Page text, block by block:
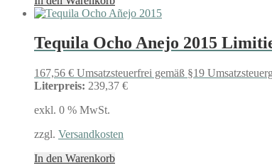
Tequila Ocho Anejo 2015
167,56 € Umsatzsteuerfrei gemäß §19
Literpreis: 239,37 €
exkl. 0 % MwSt.
zzgl. Versandkosten
In den Warenkorb